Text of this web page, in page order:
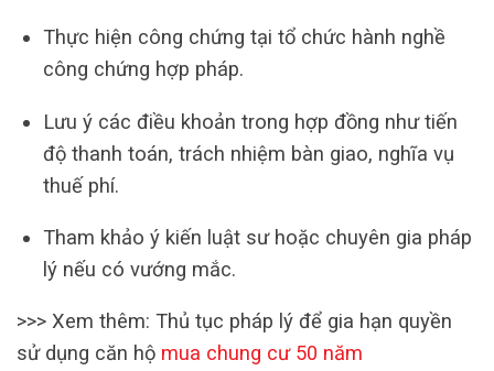
Thực hiện công chứng tại tổ chức hành nghề
công chứng hợp pháp.
Lưu ý các điều khoản trong hợp đồng như tiến
độ thanh toán, trách nhiệm bàn giao, nghĩa vụ
thuế phí.
Tham khảo ý kiến luật sư hoặc chuyên gia pháp
lý nếu có vướng mắc.
>>> Xem thêm: Thủ tục pháp lý để gia hạn quyền
sử dụng căn hộ mua chung cư 50 năm